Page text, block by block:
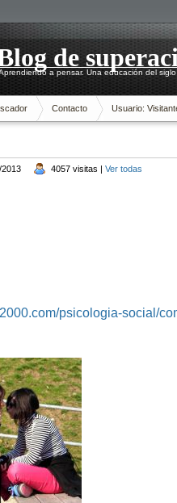
de
a pensar. Una educación del
Contacto Usuario:
4057 visitas | Ver todas
psicologia-social/